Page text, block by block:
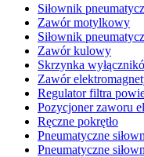
Siłownik
Zawór motylkowy
Siłownik
Zawór kulowy
Skrzynka
Zawór
Regulator filtra
Pozycjoner zaworu
Ręczne pokrętło
Pneumatyczne
Pneumatyczne